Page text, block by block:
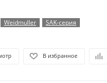
Weidmuller SAK-серия
В избранное